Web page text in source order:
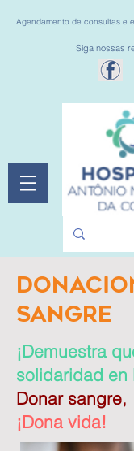
Agendamento de consultas e
Siga nossas
SANGRE
¡Demuestra
solidaridad en
Donar sangre,
¡Dona vida!